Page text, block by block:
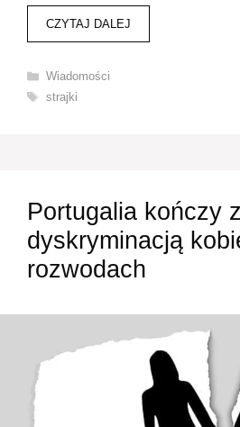
CZYTAJ DALEJ
Kategorie
Wiadomości
Tagi
strajki
Portugalia kończy z
dyskryminacją
rozwodach